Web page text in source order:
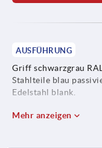
AUSFÜHRUNG
Griff schwarzgrau
Stahlteile blau
Edelstahl blank.
Mehr anzeigen